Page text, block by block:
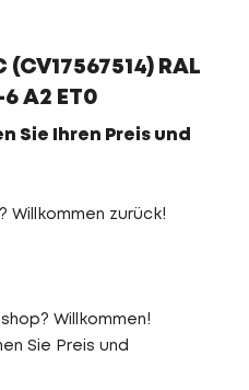
(CV17567514) RAL
6 A2 ET0
Sie Ihren Preis und
Willkommen zurück!
Willkommen!
Sie Preis und